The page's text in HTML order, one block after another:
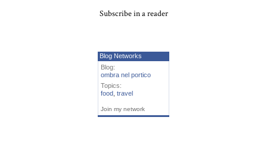
Subscribe in a reader
Blog Networks
Blog:
ombra nel portico
Topics:
food travel
Join my network